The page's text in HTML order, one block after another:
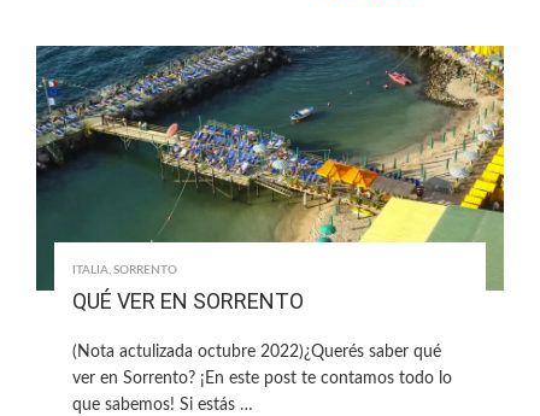
ITALIA, SORRENTO
QUÉ VER EN SORRENTO
(Nota actulizada octubre 2022)¿Querés saber qué
ver en Sorrento? ¡En este post te contamos todo lo
que sabemos! Si estás …